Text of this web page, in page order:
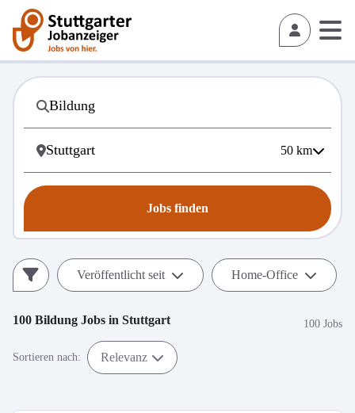
50 km
Jobs finden
Veröffentlicht seit Home-Office
100 Bildung Jobs in Stuttgart 100 Jobs
Sortieren nach: Relevanz